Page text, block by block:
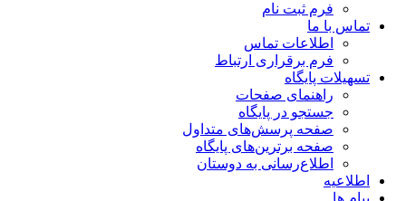
فرم ثبت نام
تماس با ما
اطلاعات تماس
فرم برقراری ارتباط
تسهیلات پایگاه
راهنمای صفحات
جستجو در پایگاه
صفحه پرسش‌های متداول
صفحه برترین‌های پایگاه
اطلاع‌رسانی به دوستان
اطلاعیه
پیام ها